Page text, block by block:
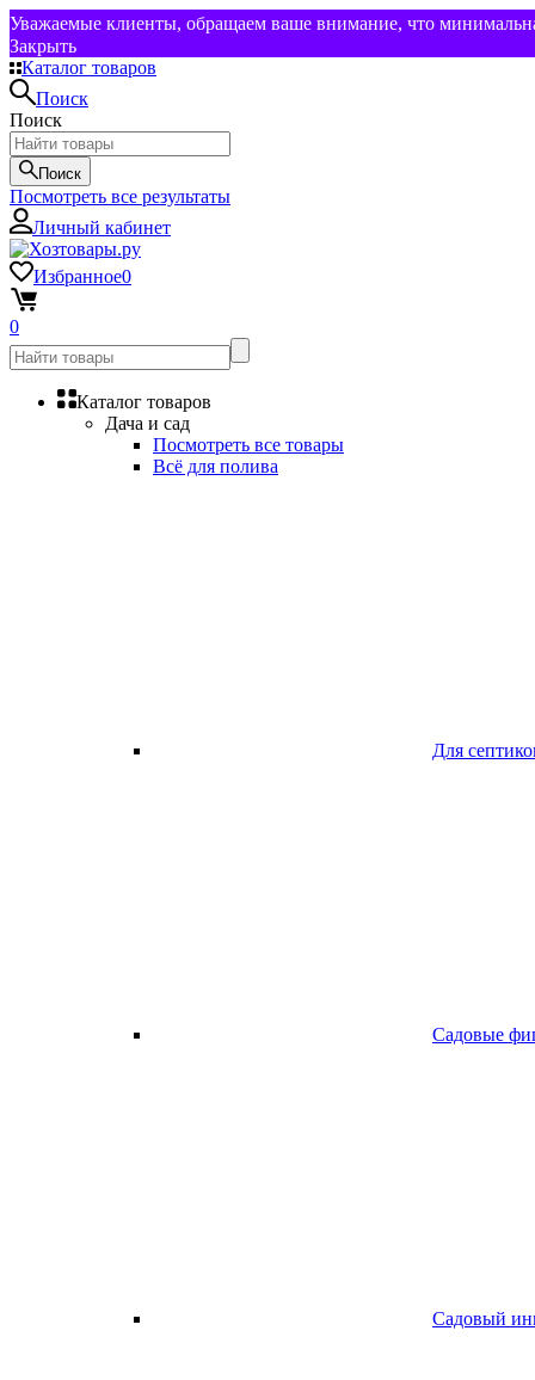
Уважаемые клиенты, обращаем ваше внимание, что
Закрыть
Каталог товаров
Поиск
Поиск
Поиск
Посмотреть все результаты
Личный кабинет
Избранное0
0
Каталог товаров
Дача и сад
Посмотреть все товары
Всё для полива
Для
Садовые
Садовый